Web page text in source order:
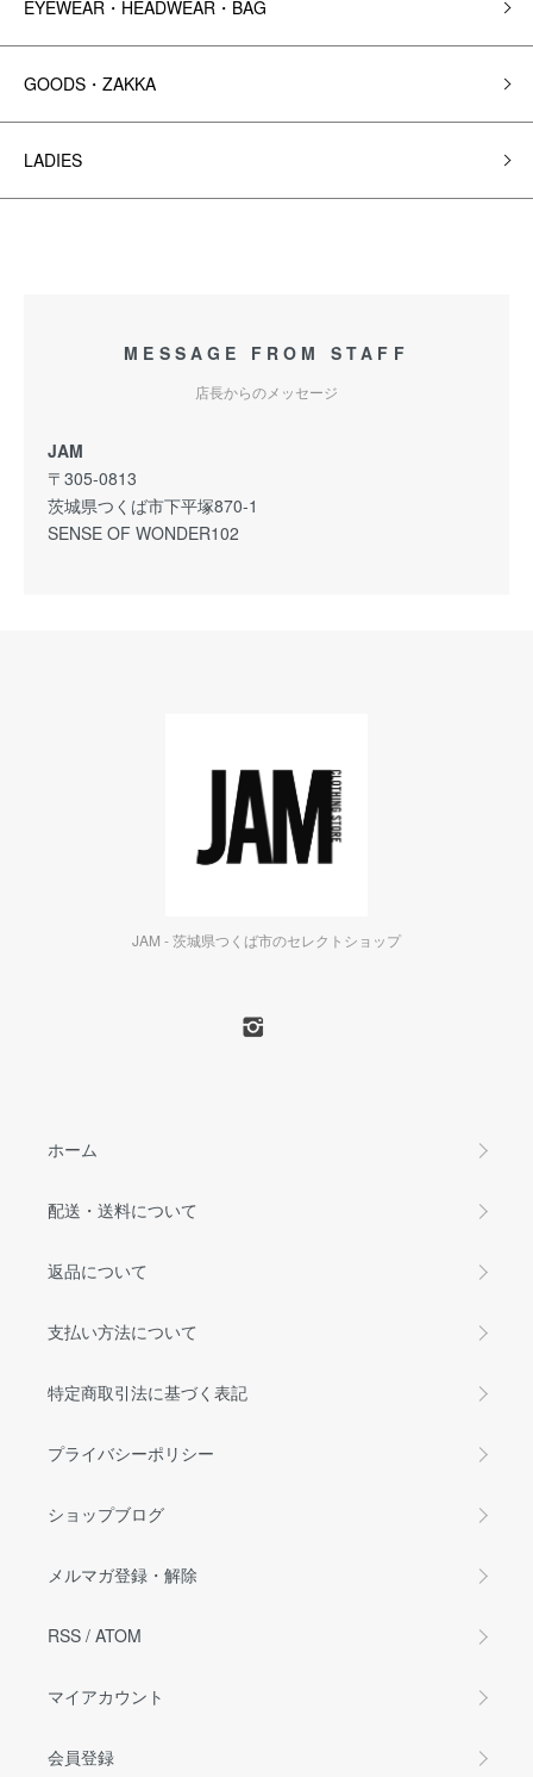
EYEWEAR・HEADWEAR・BAG
GOODS・ZAKKA
LADIES
MESSAGE FROM STAFF
店長からのメッセージ
JAM
〒305-0813
茨城県つくば市下平塚870-1
SENSE OF WONDER102
JAM - 茨城県つくば市のセレクトショップ
ホーム
配送・送料について
返品について
支払い方法について
特定商取引法に基づく表記
プライバシーポリシー
ショップブログ
メルマガ登録・解除
RSS / ATOM
マイアカウント
会員登録